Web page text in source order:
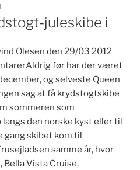
juleskibe i
Olesen den 29/03 2012
før har der været
og selveste Queen
sag at få krydstogtskibe
sommeren som
den norske kyst eller til
gang skibet kom til
samme år, hvor
Bella Vista Cruise,